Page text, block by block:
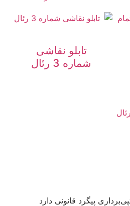
تابلو نقاشی
شماره 3 رئال
پیگرد قانونی دارد